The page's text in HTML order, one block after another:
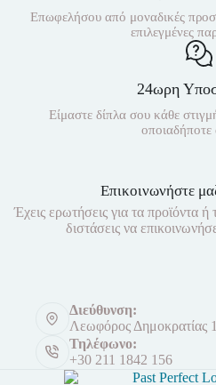
Επωφελήσου από μοναδικές
επιλεγμένες
24ωρη
Είμαστε δίπλα σου κάθε
οποιαδήποτε
Επικοινωνήστε
Έχεις ερωτήσεις για τα προϊόντα
διστάσεις να
Διεύθυνση:
Λεωφόρος Δημοκρατίας
Τηλέφωνο:
+30 211 1842 156